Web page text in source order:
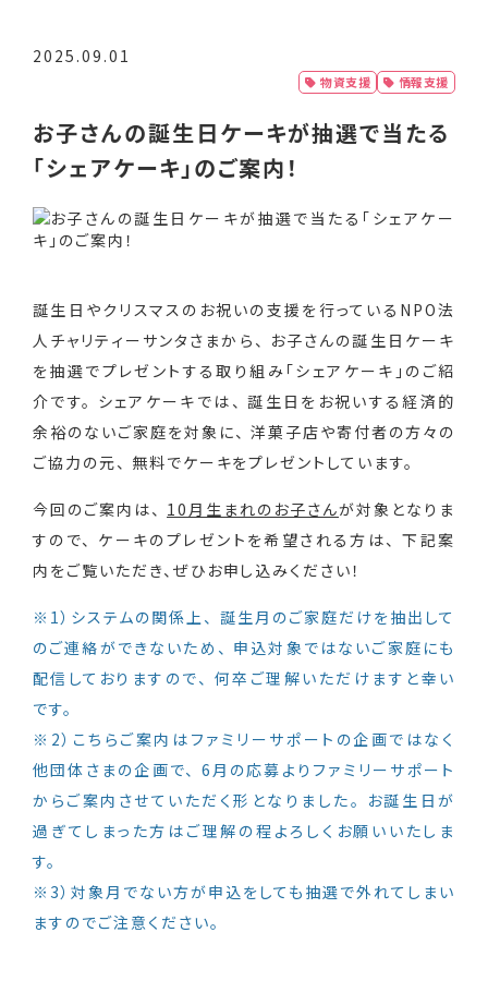
2025.09.01
物資支援 情報支援
お子さんの誕生日ケーキが抽選で当たる
「シェアケーキ」のご案内！
誕生日やクリスマスのお祝いの支援を行っているNPO法
人チャリティーサンタさまから、 お子さんの誕生日ケーキ
を抽選でプレゼントする取り組み「シェアケーキ」のご紹
介です。 シェアケーキでは、 誕生日をお祝いする経済的
余裕のないご家庭を対象に、 洋菓子店や寄付者の方々の
ご協力の元、 無料でケーキをプレゼントしています。
今回のご案内は、 10月生まれのお子さんが対象となりま
すので、 ケーキのプレゼントを希望される方は、 下記案
内をご覧いただき、ぜひお申し込みください！
※1）システムの関係上、 誕生月のご家庭だけを抽出して
のご連絡ができないため、 申込対象ではないご家庭にも
配信しておりますので、 何卒ご理解いただけますと幸い
です。
※2）こちらご案内はファミリーサポートの企画ではなく
他団体さまの企画で、 6月の応募よりファミリーサポート
からご案内させていただく形となりました。 お誕生日が
過ぎてしまった方はご理解の程よろしくお願いいたしま
す。
※3）対象月でない方が申込をしても抽選で外れてしまい
ますのでご注意ください。